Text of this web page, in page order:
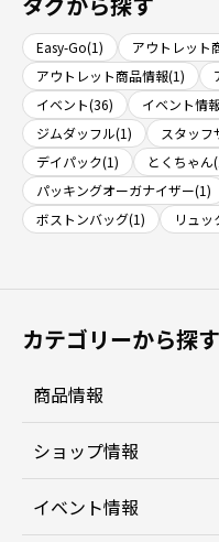
Easy-Go(1)
アウトレット
アウトレット商品情報(1)
イベント(36)
イベント情
ジムダッフル(1)
スタッフ
デイパック(1)
とくちゃん
パッキングオーガナイザー(1)
ボストンバッグ(1)
リュッ
カテゴリーから探す
商品情報
ショップ情報
イベント情報